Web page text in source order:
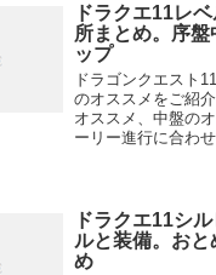
ドラクエ11レ
所まとめ。序
ップ
ドラゴンクエスト
のオススメをご紹
オススメ、中盤の
ーリー進行に合わ
ドラクエ11シ
ルと装備。お
め